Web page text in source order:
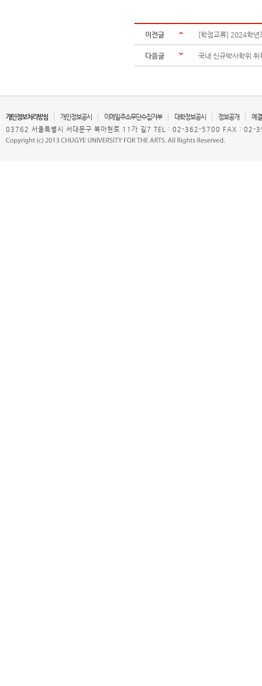
이전글 [학점교류] 2024학
다음글 국내 신규박사학위 취
개인정보처리방침 개인정보공시 이메일주소무단수집거부 대학정보공시 정보공개
예
03762 서울특별시 서대문구 북아현로 11가 길7 TEL : 02-362-5700 FAX : 02-